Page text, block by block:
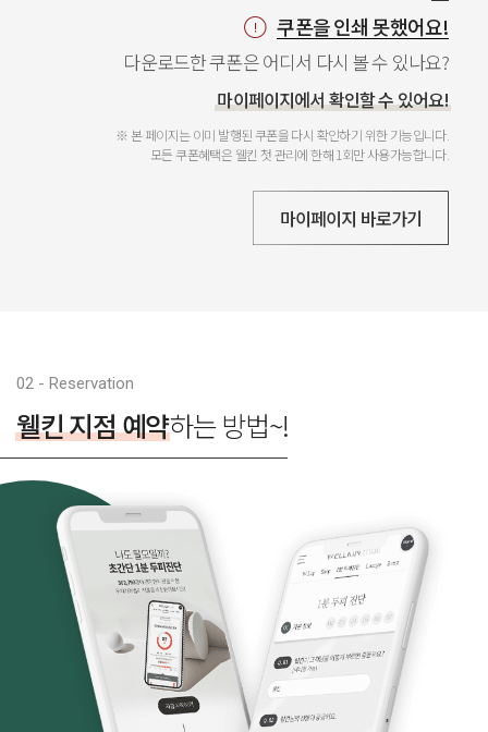
쿠폰을 인쇄 못했어요!
다운로드한 쿠폰은 어디서 다시 볼 수 있나요?
마이페이지에서 확인할 수 있어요!
※ 본 페이지는 이미 발행된 쿠폰을 다시 확인하기 위한 기능입니다.
모든 쿠폰혜택은 웰킨 첫 관리에 한해 1회만 사용가능합니다.
마이페이지 바로가기
02 - Reservation
웰킨 지점 예약하는 방법~!